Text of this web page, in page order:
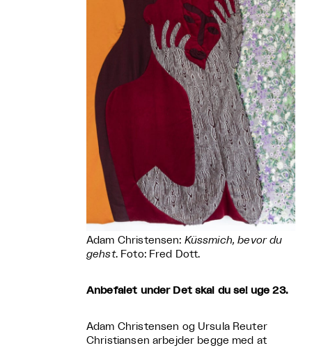
Adam Christensen: Küssmich, bevor du
gehst. Foto: Fred Dott.
Anbefalet under Det skal du se! uge 23.
Adam Christensen og Ursula Reuter
Christiansen arbejder begge med at